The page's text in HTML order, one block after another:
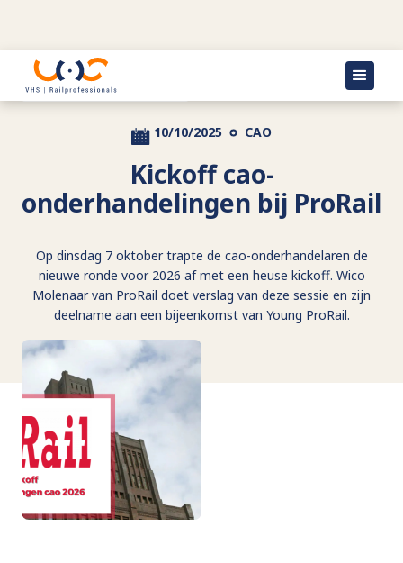
Terug naar actueel
10/10/2025 CAO
Kickoff cao-
onderhandelingen bij ProRail
Op dinsdag 7 oktober trapte de cao-onderhandelaren de
nieuwe ronde voor 2026 af met een heuse kickoff. Wico
Molenaar van ProRail doet verslag van deze sessie en zijn
deelname aan een bijeenkomst van Young ProRail.